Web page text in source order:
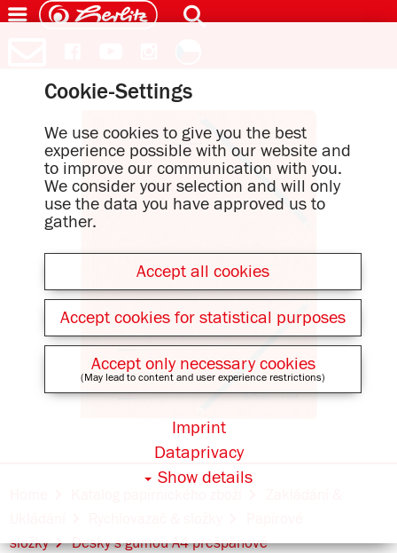
složky
Desky s gumou A4 prešpánové
Cookie-Settings
We use cookies to give you the best
experience possible with our website and
to improve our communication with you.
We consider your selection and will only
use the data you have approved us to
gather.
Accept all cookies
Accept cookies for statistical purposes
Accept only necessary cookies
(May lead to content and user experience restrictions)
Show details
Dataprivacy
Imprint